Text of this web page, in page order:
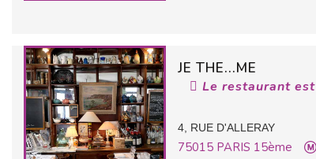
JE THE...ME
Le restaurant
4, RUE D'ALLERAY
75015 PARIS 15ème